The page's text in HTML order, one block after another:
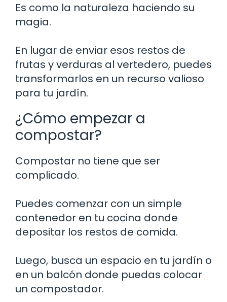
Es como la naturaleza haciendo su
magia.
En lugar de enviar esos restos de
frutas y verduras al vertedero, puedes
transformarlos en un recurso valioso
para tu jardín.
¿Cómo empezar a
compostar?
Compostar no tiene que ser
complicado.
Puedes comenzar con un simple
contenedor en tu cocina donde
depositar los restos de comida.
Luego, busca un espacio en tu jardín o
en un balcón donde puedas colocar
un compostador.